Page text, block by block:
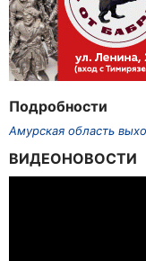
Подробности
Амурская область
ВИДЕОНОВОСТИ